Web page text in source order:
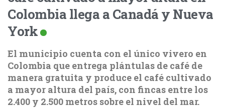
Colombia llega a Canadá y Nueva
York
El municipio cuenta con el único vivero en
Colombia que entrega plántulas de café de
manera gratuita y produce el café cultivado
a mayor altura del país, con fincas entre los
2.400 y 2.500 metros sobre el nivel del mar.